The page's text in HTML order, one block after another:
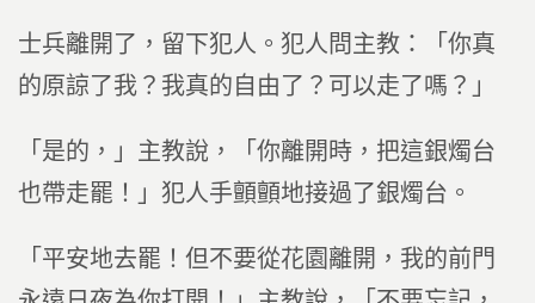
士兵離開了，留下犯人。犯人問主教：「你真
的原諒了我？我真的自由了？可以走了嗎？」
「是的，」主教說，「你離開時，把這銀燭台
也帶走罷！」犯人手顫顫地接過了銀燭台。
「平安地去罷！但不要從花園離開，我的前門